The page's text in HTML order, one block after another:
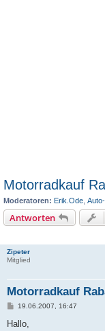
Motorradkauf
Moderatoren: Erik.Ode
Antworten
Zipeter
Mitglied
Motorradkauf
B
i
19.06.2007, 16:47
Hallo,